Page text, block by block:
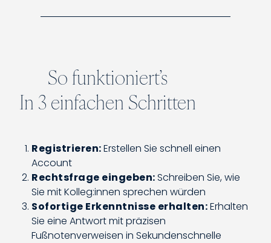
So funktioniert’s
In 3 einfachen Schritten
Registrieren:Erstellen Sie schnell einen
Account
Rechtsfrage eingeben:Schreiben Sie, wie
Sie mit Kolleg:innen sprechen würden
Sofortige Erkenntnisse erhalten:Erhalten
Sie eine Antwort mit präzisen
Fußnotenverweisen in Sekundenschnelle